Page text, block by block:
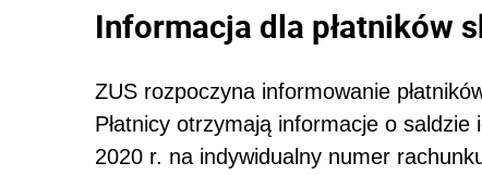
Informacja dla płatników
ZUS rozpoczyna informowanie
Płatnicy otrzymają informacje o
2020 r. na indywidualny numer